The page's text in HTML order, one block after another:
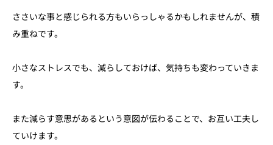
ささいな事と感じられる方もいらっしゃるかもしれませんが、積
み重ねです。
小さなストレスでも、減らしておけば、気持ちも変わっていきま
す。
また減らす意思があるという意図が伝わることで、お互い工夫し
ていけます。